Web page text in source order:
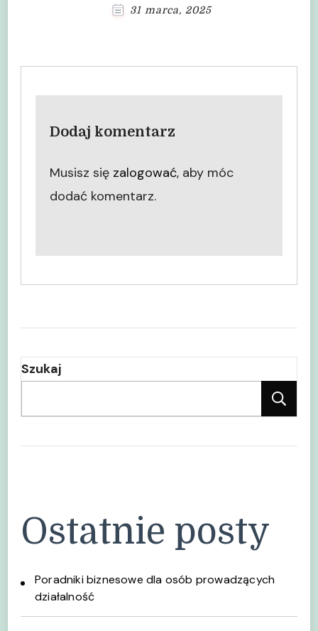
31 marca, 2025
Dodaj komentarz
Musisz się zalogować, aby móc
dodać komentarz.
Szukaj
Ostatnie posty
Poradniki biznesowe dla osób prowadzących
działalność